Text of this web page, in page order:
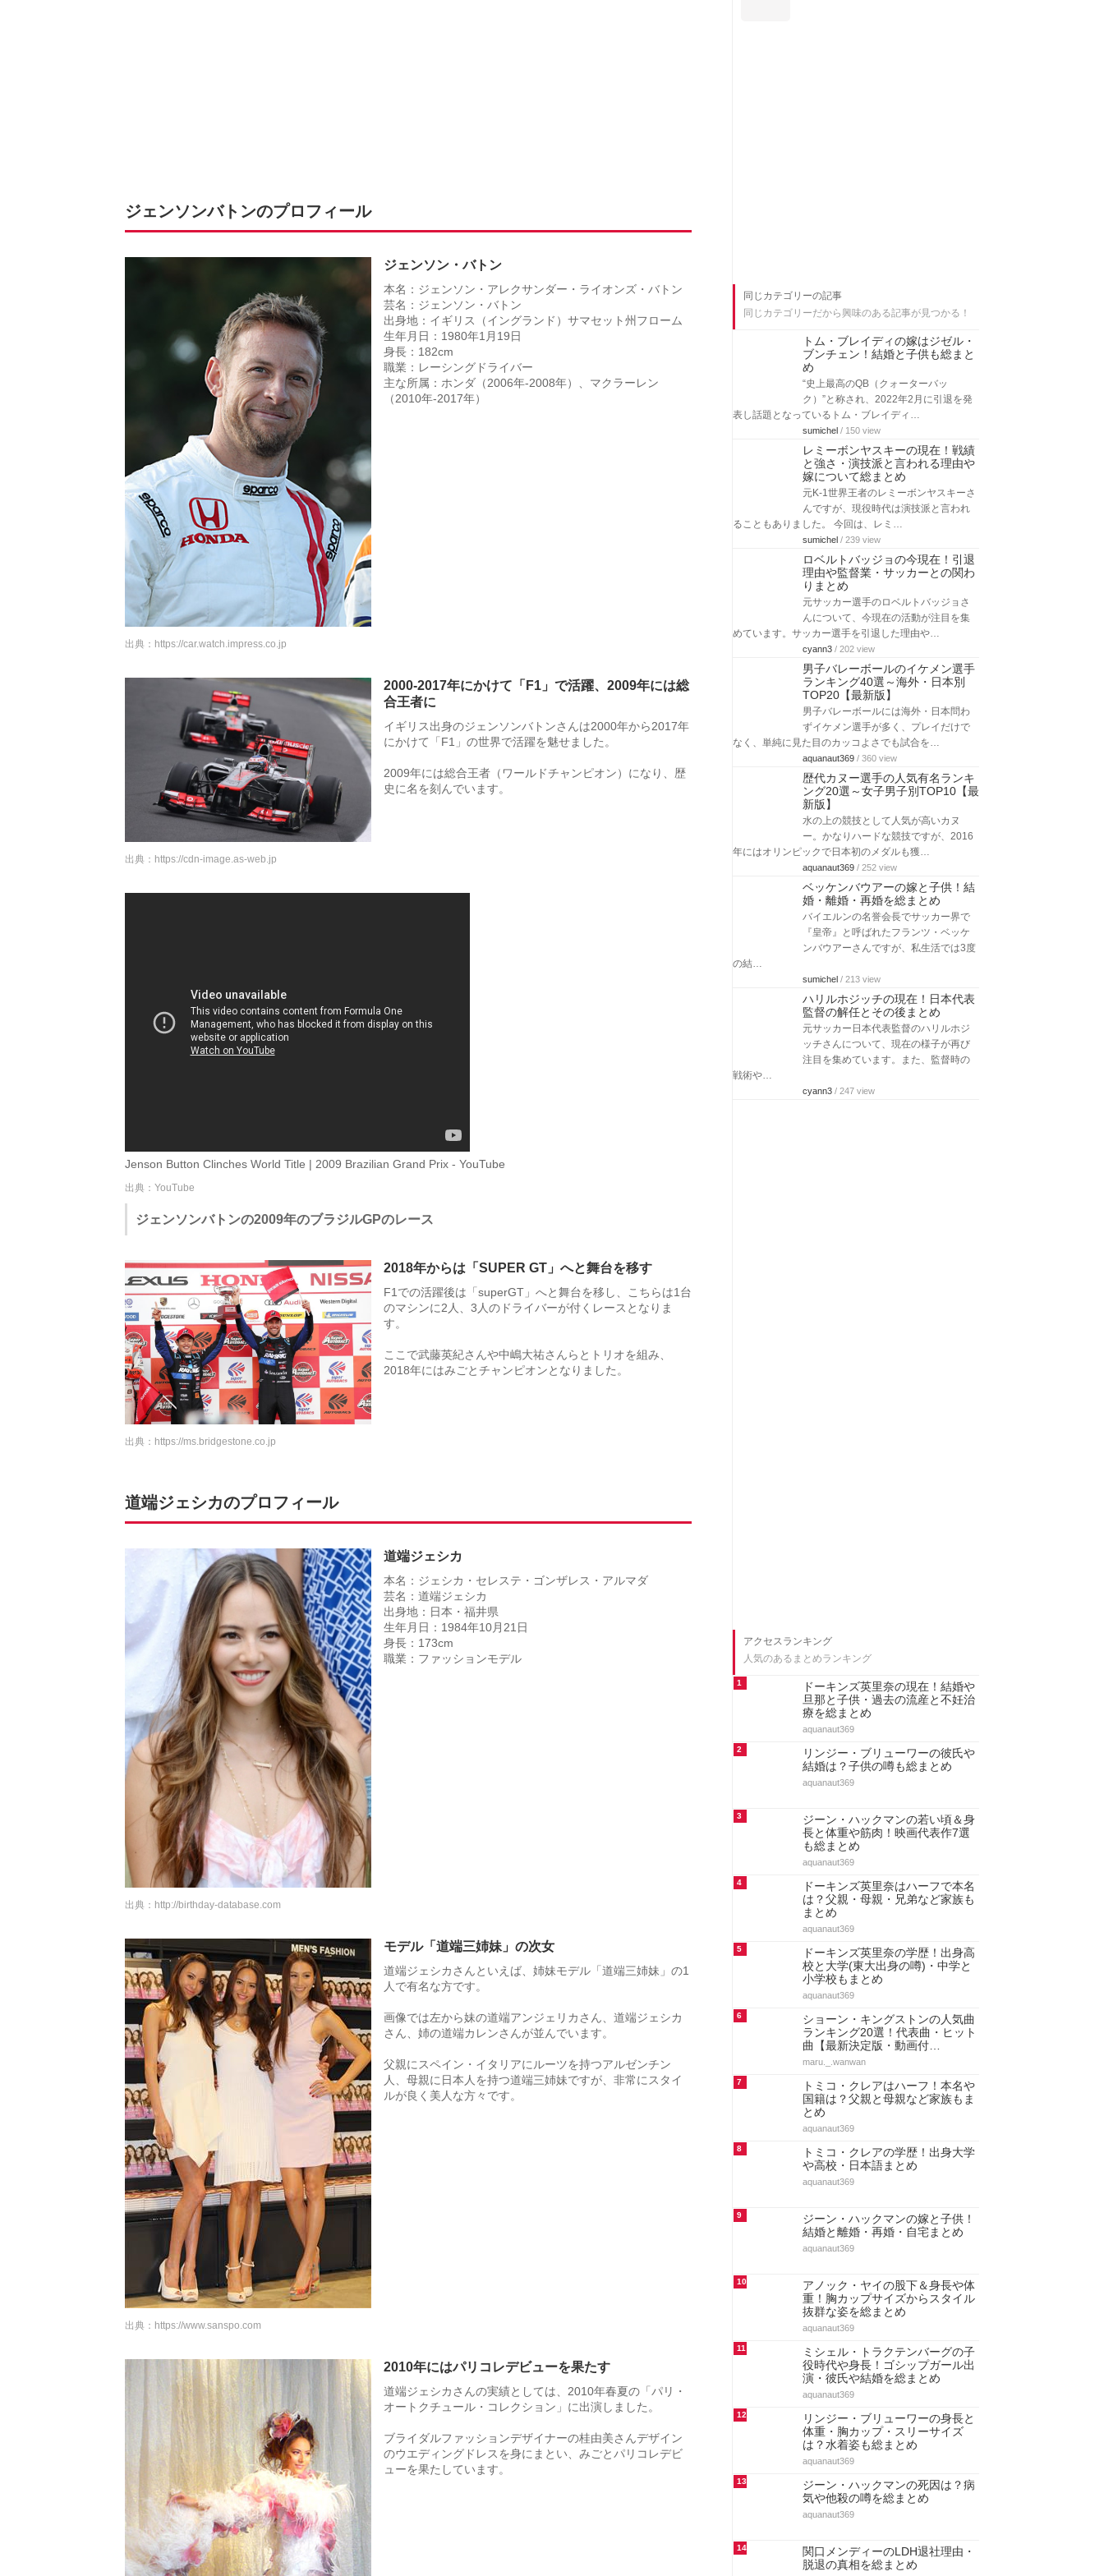
ジェンソンバトンのプロフィール
ジェンソン・バトン
本名：ジェンソン・アレクサンダー・ライオンズ・バトン
芸名：ジェンソン・バトン
出身地：イギリス（イングランド）サマセット州フローム
生年月日：1980年1月19日
身長：182cm
職業：レーシングドライバー
主な所属：ホンダ（2006年-2008年）、マクラーレン
（2010年-2017年）
出典： https://car.watch.impress.co.jp
2000-2017年にかけて「F1」で活躍、2009年には総
合王者に
イギリス出身のジェンソンバトンさんは2000年から2017年
にかけて「F1」の世界で活躍を魅せました。
2009年には総合王者（ワールドチャンピオン）になり、歴
史に名を刻んでいます。
出典： https://cdn-image.as-web.jp
Jenson Button Clinches World Title | 2009 Brazilian Grand Prix - YouTube
出典：YouTube
ジェンソンバトンの2009年のブラジルGPのレース
2018年からは「SUPER GT」へと舞台を移す
F1での活躍後は「superGT」へと舞台を移し、こちらは1台
のマシンに2人、3人のドライバーが付くレースとなりま
す。
ここで武藤英紀さんや中嶋大祐さんらとトリオを組み、
2018年にはみごとチャンピオンとなりました。
出典： https://ms.bridgestone.co.jp
道端ジェシカのプロフィール
道端ジェシカ
本名：ジェシカ・セレステ・ゴンザレス・アルマダ
芸名：道端ジェシカ
出身地：日本・福井県
生年月日：1984年10月21日
身長：173cm
職業：ファッションモデル
出典： http://birthday-database.com
モデル「道端三姉妹」の次女
道端ジェシカさんといえば、姉妹モデル「道端三姉妹」の1
人で有名な方です。
画像では左から妹の道端アンジェリカさん、道端ジェシカ
さん、姉の道端カレンさんが並んでいます。
父親にスペイン・イタリアにルーツを持つアルゼンチン
人、母親に日本人を持つ道端三姉妹ですが、非常にスタイ
ルが良く美人な方々です。
出典： https://www.sanspo.com
2010年にはパリコレデビューを果たす
道端ジェシカさんの実績としては、2010年春夏の「パリ・
オートクチュール・コレクション」に出演しました。
ブライダルファッションデザイナーの桂由美さんデザイン
のウエディングドレスを身にまとい、みごとパリコレデビ
ューを果たしています。
同じカテゴリーの記事
同じカテゴリーだから興味のある記事が見つかる！
トム・ブレイディの嫁はジゼル・
ブンチェン！結婚と子供も総まと
め
“史上最高のQB（クォーターバッ
ク）”と称され、2022年2月に引退を発
表し話題となっているトム・ブレイディ…
sumichel / 150 view
レミーボンヤスキーの現在！戦績
と強さ・演技派と言われる理由や
嫁について総まとめ
元K-1世界王者のレミーボンヤスキーさ
んですが、現役時代は演技派と言われ
ることもありました。 今回は、レミ…
sumichel / 239 view
ロベルトバッジョの今現在！引退
理由や監督業・サッカーとの関わ
りまとめ
元サッカー選手のロベルトバッジョさ
んについて、今現在の活動が注目を集
めています。サッカー選手を引退した理由や…
cyann3 / 202 view
男子バレーボールのイケメン選手
ランキング40選～海外・日本別
TOP20【最新版】
男子バレーボールには海外・日本問わ
ずイケメン選手が多く、プレイだけで
なく、単純に見た目のカッコよさでも試合を…
aquanaut369 / 360 view
歴代カヌー選手の人気有名ランキ
ング20選～女子男子別TOP10【最
新版】
水の上の競技として人気が高いカヌ
ー。かなりハードな競技ですが、2016
年にはオリンピックで日本初のメダルも獲…
aquanaut369 / 252 view
ベッケンバウアーの嫁と子供！結
婚・離婚・再婚を総まとめ
バイエルンの名誉会長でサッカー界で
『皇帝』と呼ばれたフランツ・ベッケ
ンバウアーさんですが、私生活では3度
の結…
sumichel / 213 view
ハリルホジッチの現在！日本代表
監督の解任とその後まとめ
元サッカー日本代表監督のハリルホジ
ッチさんについて、現在の様子が再び
注目を集めています。また、監督時の
戦術や…
cyann3 / 247 view
アクセスランキング
人気のあるまとめランキング
1
ドーキンズ英里奈の現在！結婚や
旦那と子供・過去の流産と不妊治
療を総まとめ
aquanaut369
2
リンジー・ブリューワーの彼氏や
結婚は？子供の噂も総まとめ
aquanaut369
3
ジーン・ハックマンの若い頃＆身
長と体重や筋肉！映画代表作7選
も総まとめ
aquanaut369
4
ドーキンズ英里奈はハーフで本名
は？父親・母親・兄弟など家族も
まとめ
aquanaut369
5
ドーキンズ英里奈の学歴！出身高
校と大学(東大出身の噂)・中学と
小学校もまとめ
aquanaut369
6
ショーン・キングストンの人気曲
ランキング20選！代表曲・ヒット
曲【最新決定版・動画付…
maru._.wanwan
7
トミコ・クレアはハーフ！本名や
国籍は？父親と母親など家族もま
とめ
aquanaut369
8
トミコ・クレアの学歴！出身大学
や高校・日本語まとめ
aquanaut369
9
ジーン・ハックマンの嫁と子供！
結婚と離婚・再婚・自宅まとめ
aquanaut369
10
アノック・ヤイの股下＆身長や体
重！胸カップサイズからスタイル
抜群な姿を総まとめ
aquanaut369
11
ミシェル・トラクテンバーグの子
役時代や身長！ゴシップガール出
演・彼氏や結婚を総まとめ
aquanaut369
12
リンジー・ブリューワーの身長と
体重・胸カップ・スリーサイズ
は？水着姿も総まとめ
aquanaut369
13
ジーン・ハックマンの死因は？病
気や他殺の噂を総まとめ
aquanaut369
14
関口メンディーのLDH退社理由・
脱退の真相を総まとめ